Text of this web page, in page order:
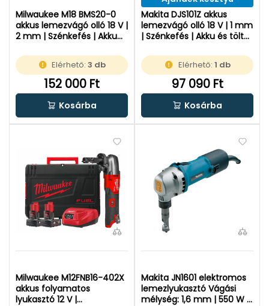
Milwaukee M18 BMS20-0
akkus lemezvágó olló 18 V |
2 mm | Szénkefés | Akku
Kartondobozban
Elérhető:3 db
152 000 Ft
Kosárba
Makita DJS101Z akkus
lemezvágó olló 18 V | 1 mm
| Szénkefés | Akku és töltő
Elérhető: 1 db
97 090 Ft
Kosárba
Milwaukee M12FNB16-402X
akkus folyamatos
lyukasztó 12 V |
Makita JN1601 elektromos
lemezlyukasztó Vágási
mélység: 1,6 mm | 550 W |